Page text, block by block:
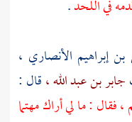
في اللحد.
إبراهيم الأنصاري ،
جابر بن عبد الله ،قال :
فقال : ما لي أراك مهتما